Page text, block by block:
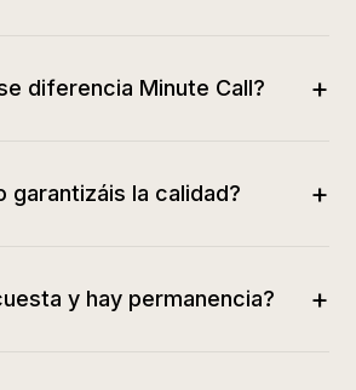
diferencia Minute Call? +
garantizáis la calidad? +
y hay permanencia? +